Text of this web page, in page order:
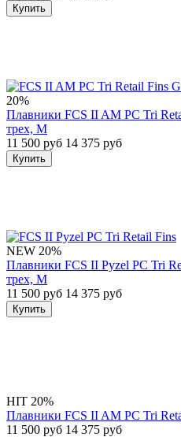
Купить
20%
Плавники FCS II AM PC Tri
трех, M
11 500 руб 14 375 руб
Купить
NEW 20%
Плавники FCS II Pyzel PC Tri
трех, M
11 500 руб 14 375 руб
Купить
HIT 20%
Плавники FCS II AM PC Tri
11 500 руб 14 375 руб